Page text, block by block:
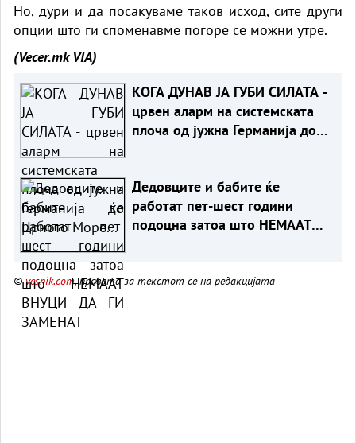
Но, дури и да посакуваме таков исход, сите други
опции што ги споменавме погоре се можни утре.
(Vecer.mkVIA)
КОГА ДУНАВ ЈА ГУБИ СИЛАТА -
црвен аларм на системската
плоча од јужна Германија до
Дедовците и бабите ќе
работат пет-шест години
подоцна затоа што НЕМААТ
©vesnik.com, правата за текстот се на редакцијата